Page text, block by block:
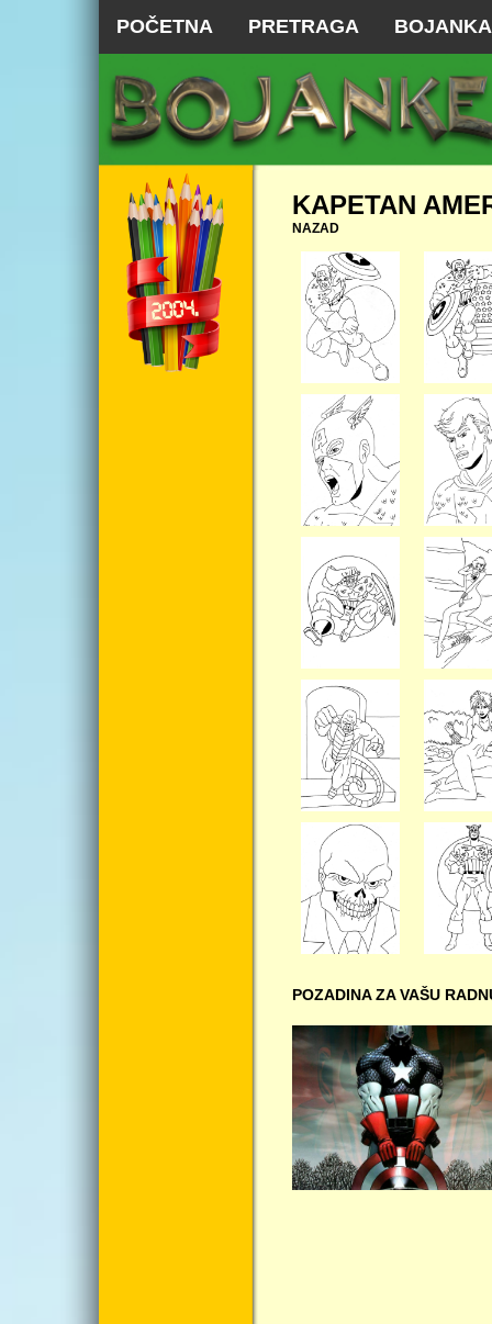
POČETNA PRETRAGA BOJANKA
KAPETAN
NAZAD
POZADINA ZA VAŠU